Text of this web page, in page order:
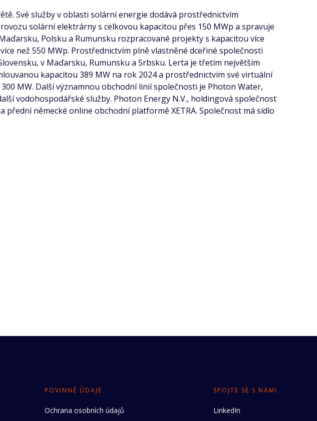
Své služby v oblasti solární energie dodává prostřednictvím
solární elektrárny s celkovou kapacitou přes 150 MWp a spravuje
Polsku a Rumunsku rozpracované projekty s kapacitou více
než 550 MWp. Prostřednictvím plně vlastněné dceřiné společnosti
v Maďarsku, Rumunsku a Srbsku. Lerta je třetím největším
kapacitou 389 MW na rok 2024 a prostřednictvím své virtuální
MW. Další významnou obchodní linií společnosti je Photon Water,
vodohospodářské služby. Photon Energy N.V., holdingová společnost
německé online obchodní platformě XETRA. Společnost má sídlo
POVINNÉ ÚDAJE
Ochrana osobních údajů
SPOJTE SE S NÁMI
LinkedIn